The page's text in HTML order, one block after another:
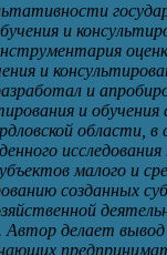
и
и
и
и
области,
малого и
созданных
делает